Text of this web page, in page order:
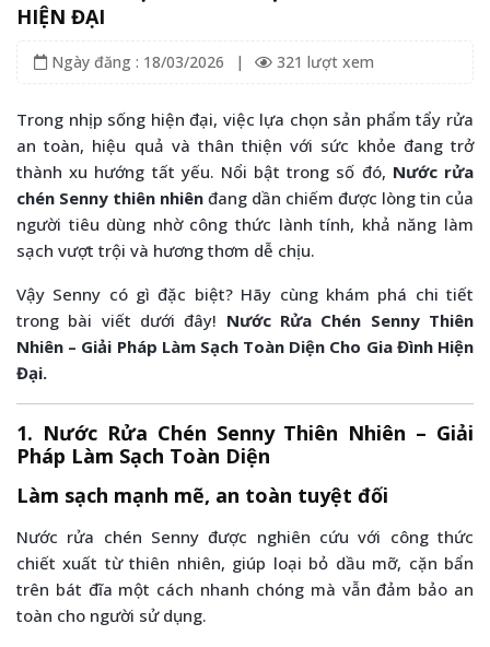
HIỆN ĐẠI
Ngày đăng : 18/03/2026 | 321 lượt xem
Trong nhịp sống hiện đại, việc lựa chọn sản phẩm tẩy rửa
an toàn, hiệu quả và thân thiện với sức khỏe đang trở
thành xu hướng tất yếu. Nổi bật trong số đó, Nước rửa
chén Senny thiên nhiên đang dần chiếm được lòng tin của
người tiêu dùng nhờ công thức lành tính, khả năng làm
sạch vượt trội và hương thơm dễ chịu.
Vậy Senny có gì đặc biệt? Hãy cùng khám phá chi tiết
trong bài viết dưới đây! Nước Rửa Chén Senny Thiên
Nhiên – Giải Pháp Làm Sạch Toàn Diện Cho Gia Đình Hiện
Đại.
1. Nước Rửa Chén Senny Thiên Nhiên – Giải
Pháp Làm Sạch Toàn Diện
Làm sạch mạnh mẽ, an toàn tuyệt đối
Nước rửa chén Senny được nghiên cứu với công thức
chiết xuất từ thiên nhiên, giúp loại bỏ dầu mỡ, cặn bẩn
trên bát đĩa một cách nhanh chóng mà vẫn đảm bảo an
toàn cho người sử dụng.